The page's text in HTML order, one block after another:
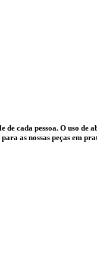
cada pessoa. O uso de
as nossas peças em